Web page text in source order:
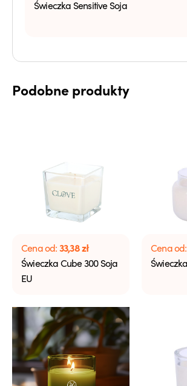
Świeczka Sensitive Soja
Podobne produkty
Cena od:33,38zł
Świeczka Cube 300 Soja
EU
Cena od: